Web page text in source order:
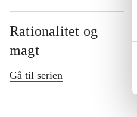
Rationalitet og
magt
Gå til serien